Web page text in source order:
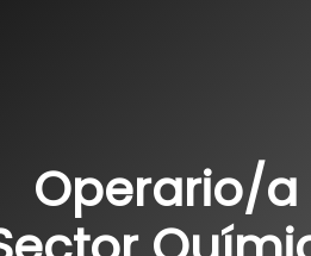
Operario/a